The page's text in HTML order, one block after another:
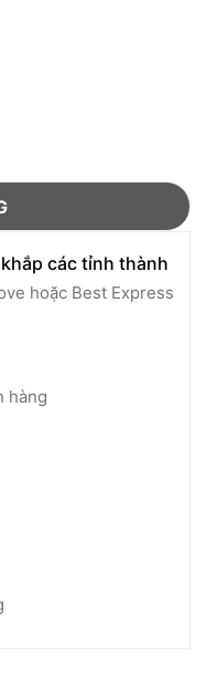
các tỉnh thành
hoặc Best Express
hàng